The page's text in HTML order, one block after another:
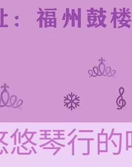
悠琴行